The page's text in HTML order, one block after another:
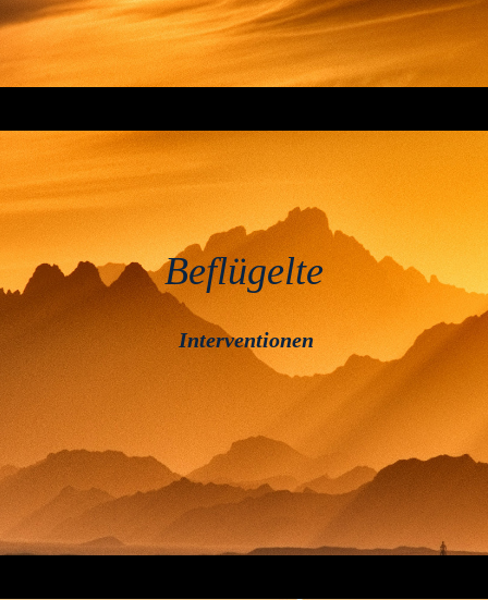
Beflügelte
Interventionen